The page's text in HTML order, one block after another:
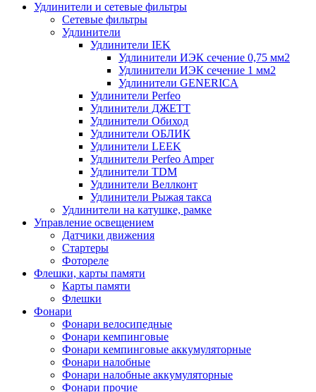
Удлинители и сетевые фильтры
Сетевые фильтры
Удлинители
Удлинители IEK
Удлинители ИЭК сечение 0,75 мм2
Удлинители ИЭК сечение 1 мм2
Удлинители GENERICA
Удлинители Perfeo
Удлинители ДЖЕТТ
Удлинители Обиход
Удлинители ОБЛИК
Удлинители LEEK
Удлинители Perfeo Amper
Удлинители TDM
Удлинители Веллконт
Удлинители Рыжая такса
Удлинители на катушке, рамке
Управление освещением
Датчики движения
Стартеры
Фотореле
Флешки, карты памяти
Карты памяти
Флешки
Фонари
Фонари велосипедные
Фонари кемпинговые
Фонари кемпинговые аккумуляторные
Фонари налобные
Фонари налобные аккумуляторные
Фонари прочие